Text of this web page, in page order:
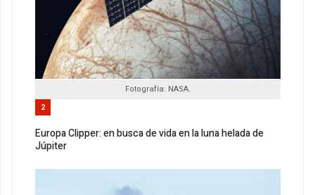
Fotografía: NASA.
2
Europa Clipper: en busca de vida en la luna helada de
Júpiter